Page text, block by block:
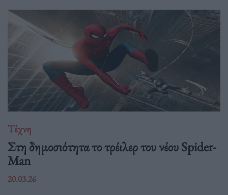
Τέχνη
Στη δημοσιότητα το τρέιλερ του νέου Spider-
Man
20.03.26